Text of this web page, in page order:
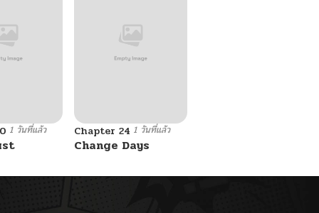
1 วันที่แล้ว Chapter 24 1 วันที่แล้ว
Change Days